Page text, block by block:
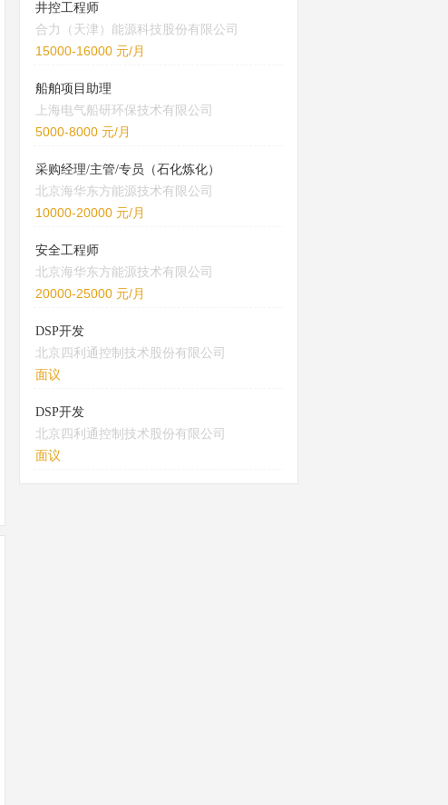
井控工程师
合力（天津）能源科技股份有限公司
15000-16000 元/月
船舶项目助理
上海电气船研环保技术有限公司
5000-8000 元/月
采购经理/主管/专员（石化炼化）
北京海华东方能源技术有限公司
10000-20000 元/月
安全工程师
北京海华东方能源技术有限公司
20000-25000 元/月
DSP开发
北京四利通控制技术股份有限公司
面议
DSP开发
北京四利通控制技术股份有限公司
面议